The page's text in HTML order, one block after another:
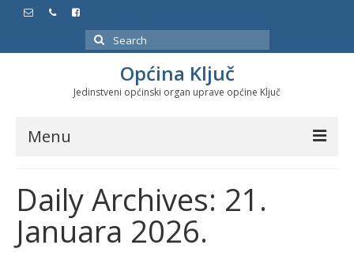
Search
for:
Općina Ključ
Jedinstveni općinski organ uprave općine Ključ
Menu
Službeni glasnici
Javne nabavke
Daily Archives: 21.
Januara 2026.